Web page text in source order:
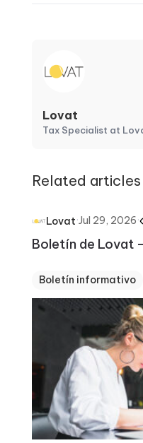
Lovat
Tax Specialist at
Related articles
Lovat·Jul 29, 2026·
Boletín de Lovat
Boletín informativo